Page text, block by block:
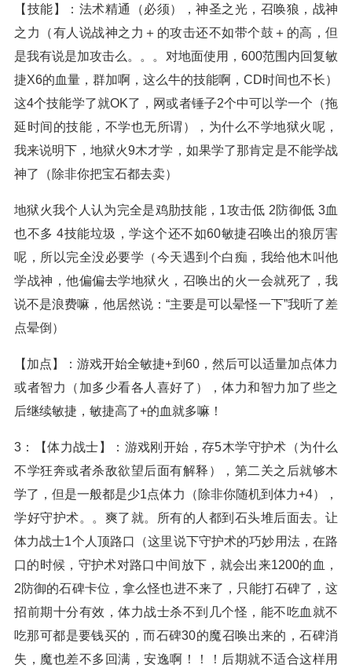
【技能】：法术精通（必须），神圣之光，召唤狼，战神
之力（有人说战神之力＋的攻击还不如带个鼓＋的高，但
是我有说是加攻击么。。。对地面使用，600范围内回复敏
捷X6的血量，群加啊，这么牛的技能啊，CD时间也不长）
这4个技能学了就OK了，网或者锤子2个中可以学一个（拖
延时间的技能，不学也无所谓），为什么不学地狱火呢，
我来说明下，地狱火9木才学，如果学了那肯定是不能学战
神了（除非你把宝石都去卖）
地狱火我个人认为完全是鸡肋技能，1攻击低 2防御低 3血
也不多 4技能垃圾，学这个还不如60敏捷召唤出的狼厉害
呢，所以完全没必要学（今天遇到个白痴，我给他木叫他
学战神，他偏偏去学地狱火，召唤出的火一会就死了，我
说不是浪费嘛，他居然说：“主要是可以晕怪一下”我听了差
点晕倒）
【加点】：游戏开始全敏捷+到60，然后可以适量加点体力
或者智力（加多少看各人喜好了），体力和智力加了些之
后继续敏捷，敏捷高了+的血就多嘛！
3：【体力战士】：游戏刚开始，存5木学守护术（为什么
不学狂奔或者杀敌欲望后面有解释），第二关之后就够木
学了，但是一般都是少1点体力（除非你随机到体力+4），
学好守护术。。爽了就。所有的人都到石头堆后面去。让
体力战士1个人顶路口（这里说下守护术的巧妙用法，在路
口的时候，守护术对路口中间放下，就会出来1200的血，
2防御的石碑卡位，拿么怪也进不来了，只能打石碑了，这
招前期十分有效，体力战士杀不到几个怪，能不吃血就不
吃那可都是要钱买的，而石碑30的魔召唤出来的，石碑消
失，魔也差不多回满，安逸啊！！！后期就不适合这样用